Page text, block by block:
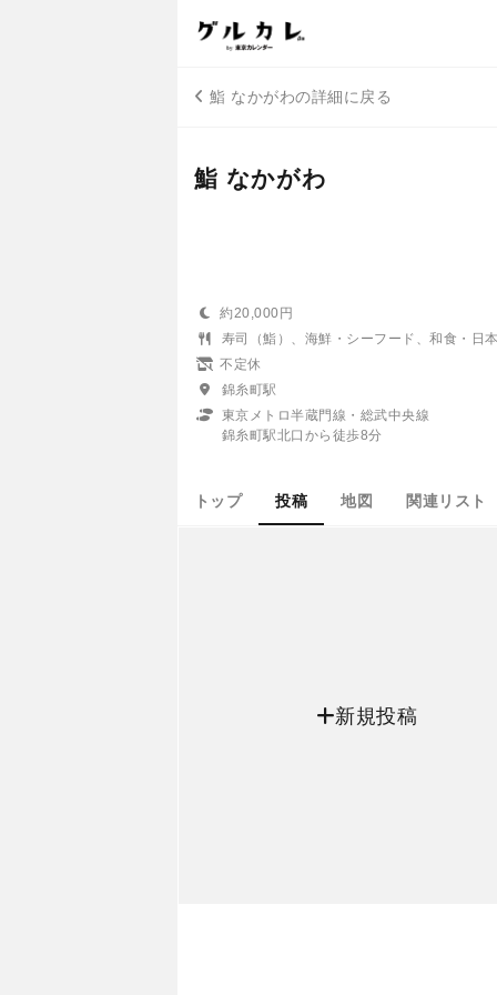
鮨 なかがわの詳細に戻る
鮨 なかがわ
約20,000円
寿司（鮨）、海鮮・シーフード、和食・日
不定休
錦糸町駅
東京メトロ半蔵門線・総武中央線
錦糸町駅北口から徒歩8分
トップ 投稿 地図 関連リスト
新規投稿